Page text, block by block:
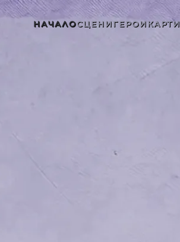
НАЧАЛОСЦЕНИГЕРОИ КАРТИ